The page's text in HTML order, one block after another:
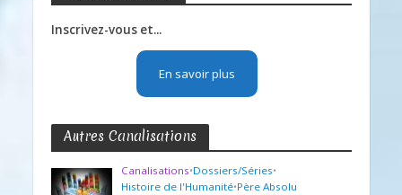
Inscrivez-vous et...
En savoir plus
Autres Canalisations
Canalisations•Dossiers/Séries•
Histoire de l'Humanité•Père Absolu